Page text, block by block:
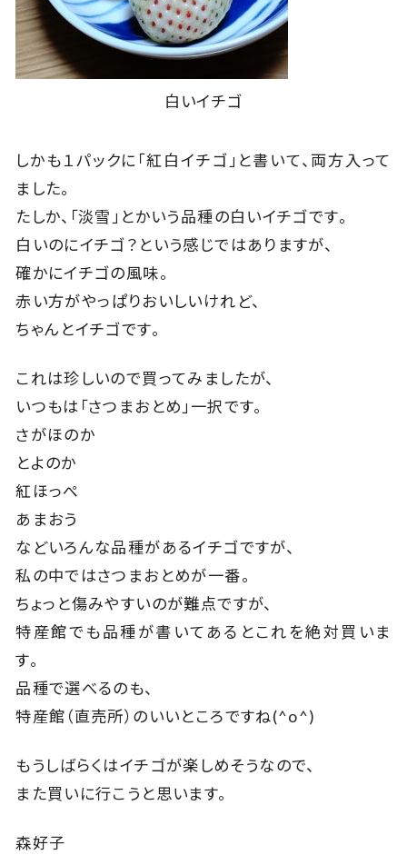
白いイチゴ
しかも１パックに「紅白イチゴ」と書いて、両方入って
ました。
たしか、「淡雪」とかいう品種の白いイチゴです。
白いのにイチゴ？という感じではありますが、
確かにイチゴの風味。
赤い方がやっぱりおいしいけれど、
ちゃんとイチゴです。
これは珍しいので買ってみましたが、
いつもは「さつまおとめ」一択です。
さがほのか
とよのか
紅ほっぺ
あまおう
などいろんな品種があるイチゴですが、
私の中ではさつまおとめが一番。
ちょっと傷みやすいのが難点ですが、
特産館でも品種が書いてあるとこれを絶対買いま
す。
品種で選べるのも、
特産館（直売所）のいいところですね(^o^)
もうしばらくはイチゴが楽しめそうなので、
また買いに行こうと思います。
森好子